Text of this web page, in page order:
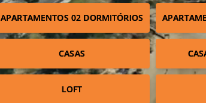
APARTAMENTOS 02 DORMITÓRIOS
CASAS
LOFT